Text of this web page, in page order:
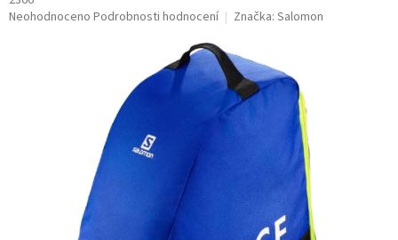
Průměrné
Neohodnoceno Podrobnosti hodnocení Značka: Salomon